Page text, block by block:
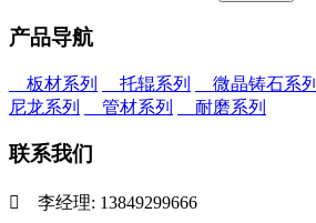
产品导航
板材系列 托辊系列 微晶铸石系列
尼龙系列
管材系列 耐磨系列
联系我们
 李经理: 13849299666